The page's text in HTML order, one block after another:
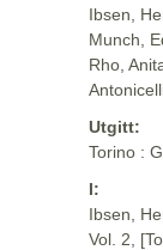
Ibsen,
Munch,
Rho,
Utgitt:
Torino :
I:
Ibsen,
Vol. 2,